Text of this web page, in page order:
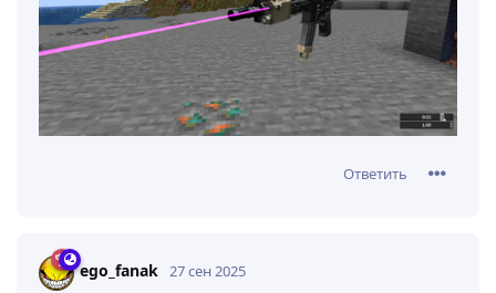
Ответить
ego_fanak 27 сен 2025